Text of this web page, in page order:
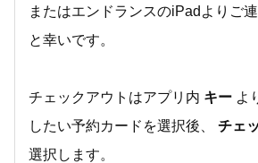
またはエンドランスのiPadよりご
と幸いです。
チェックアウトはアプリ内 キー よ
したい予約カードを選択後、 チェ
選択します。